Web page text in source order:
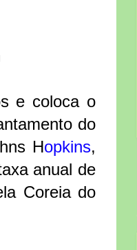
e coloca o
do
Hopkins,
anual de
Coreia do